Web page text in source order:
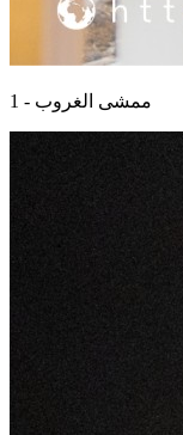
ممشى الغروب - 1